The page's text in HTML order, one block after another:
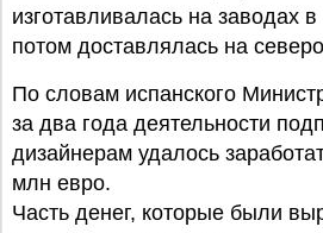
изготавливалась на заводах
потом доставлялась на
По словам испанского
за два года деятельности
дизайнерам удалось
млн евро.
Часть денег, которые были